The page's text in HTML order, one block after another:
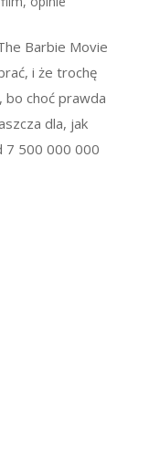
Barbie Movie
i że trochę
bo choć prawda
dla, jak
7 500 000 000